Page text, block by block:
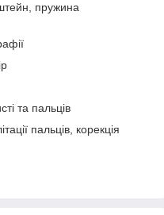
пружина
та пальців
пальців, корекція